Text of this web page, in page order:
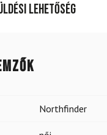
lehetőség
Northfinder